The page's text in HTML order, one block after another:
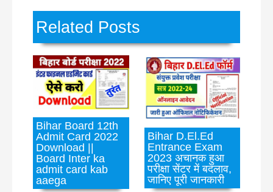
Related Posts
Bihar Board 12th
Admit Card 2022
Download ||
Board Inter ka
admit card kab
aaega
Bihar D.El.Ed
Entrance Exam
2023 अचानक हुआ
परीक्षा सेंटर में बदलाव,
जानिए पूरी जानकारी